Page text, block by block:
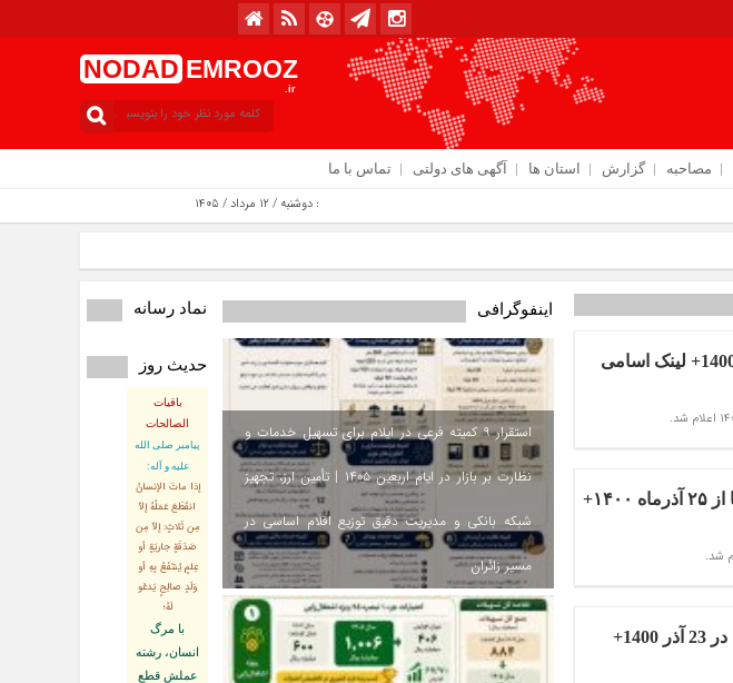
NODAD EMROOZ
.ir
مصاحبه گزارش استان ها آگهی های دولتی تماس با ما
امروز : دوشنبه / ۱۲ مرداد / ۱۴۰۵
نتایج قرعه کشی سایپا در 28 آذر 1400+ لینک اسامی
شرایط ثبت نام پیش فروش سایپا از ۲۵ آذرماه ۱۴۰۰+
اسامی برندگان قرعه کشی سایپا در 23 آذر 1400+
اینفوگرافی
استقرار ۹ کمیته فرعی در ایلام برای تسهیل خدمات و
نظارت بر بازار در ایام اربعین ۱۴۰۵ | تأمین ارز، تجهیز
شبکه بانکی و مدیریت دقیق توزیع اقلام اساسی در
مسیر زائران
نماد رسانه
حدیث روز
باقیات
الصالحات
پيامبر صلى‏ الله‏
عليه ‏و‏ آله:
إذا ماتَ الإنسانُ
انقَطَعَ عَمَلُهُ إلاّ
مِن ثَلاثٍ: إلاّ مِن
صَدَقَةٍ جاريَةٍ أو
عِلمٍ يُنتَفَعُ بِهِ أو
وَلَدٍ صالِحٍ يَدعُو
لَهُ؛
با مرگ
انسان، رشته
عملش قطع